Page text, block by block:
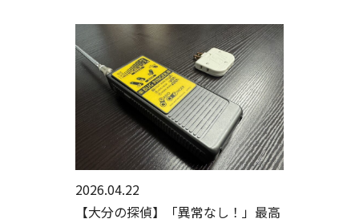
2026.04.22
【大分の探偵】「異常なし！」最高